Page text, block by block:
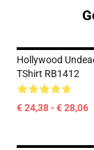
Hollywood
TShirt RB1412
€ 24,38 - € 28,06